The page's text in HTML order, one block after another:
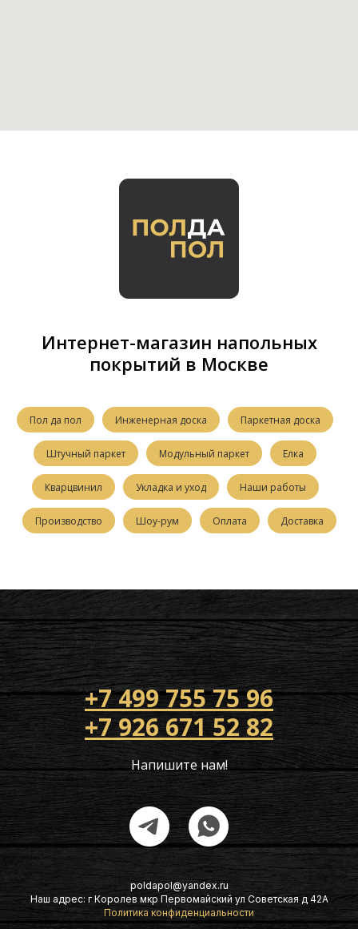
Интернет-магазин напольных
покрытий в Москве
Пол да пол Инженерная доска Паркетная доска
Штучный паркет Модульный паркет Елка
Кварцвинил Укладка и уход Наши работы
Производство Шоу-рум Оплата Доставка
+7 499 755 75 96
+7 926 671 52 82
Напишите нам!
poldapol@yandex.ru
Наш адрес: г Королев мкр Первомайский ул Советская д 42А
Политика конфиденциальности